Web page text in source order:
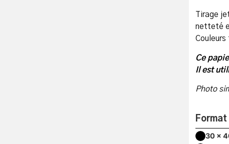
Tirage
netteté
Ce
Il est
Photo
Format
30 x